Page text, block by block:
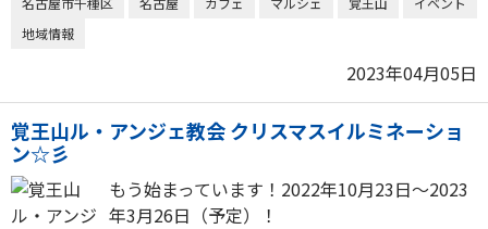
地域情報
2023年04月05日
覚王山ル・アンジェ教会 クリスマスイルミネーショ
ン☆彡
もう始まっています！2022年10月23日～2023
年3月26日（予定）！